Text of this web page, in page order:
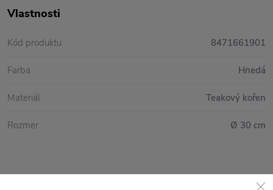
Vlastnosti
Kód produktu 8471661901
Farba Hnedá
Materiál Teakový kořen
Rozmer Ø 30 cm